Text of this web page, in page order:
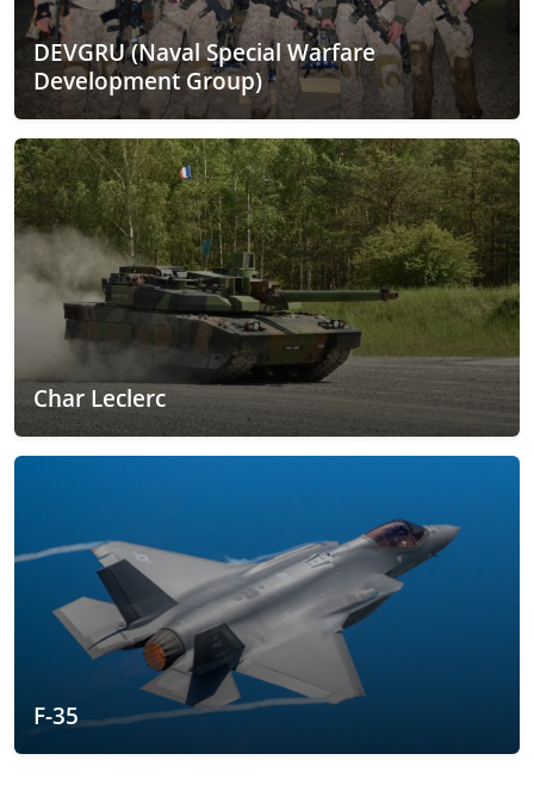
DEVGRU (Naval Special Warfare
Development Group)
Char Leclerc
F-35